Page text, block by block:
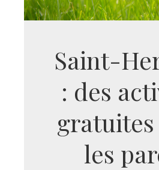
Saint-
: des
gratuites
les